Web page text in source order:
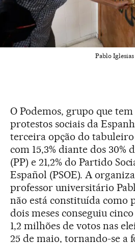
Pablo Iglesias
O Podemos, grupo que tem
protestos sociais da
terceira opção do
com 15,3% diante dos 30%
(PP) e 21,2% do Partido
Español (PSOE). A
professor universitário
não está constituída como
dois meses conseguiu
1,2 milhões de votos nas
25 de maio, tornando-se a